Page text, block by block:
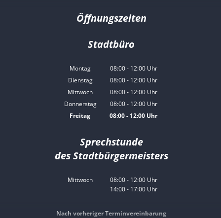
Öffnungszeiten
Stadtbüro
Montag 08:00- 12:00Uhr
Von 08:00 bis 12:00 Uhr
Dienstag 08:00- 12:00Uhr
Von 08:00 bis 12:00 Uhr
Mittwoch 08:00- 12:00Uhr
Von 08:00 bis 12:00 Uhr
Donnerstag 08:00- 12:00Uhr
Von 08:00 bis 12:00 Uhr
Freitag 08:00- 12:00 Uhr
Sprechstunde
des Stadtbürgermeisters
Mittwoch 08:00- 12:00Uhr
Von 08:00 bis 12:00 Uhr
14:00- 17:00Uhr
Nach vorheriger Terminvereinbarung